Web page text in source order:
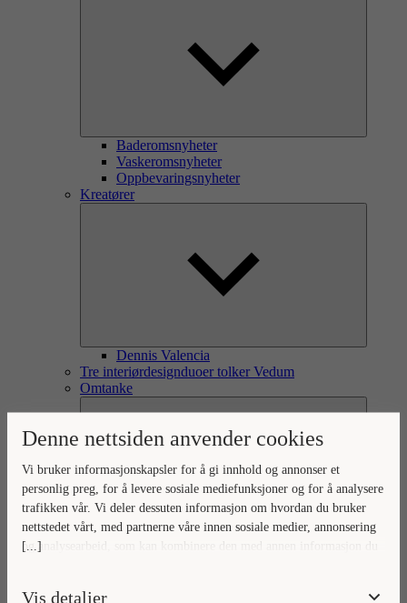
Denne nettsiden anvender cookies
[...]
Vi bruker informasjonskapsler for å gi innhold og annonser et
personlig preg, for å levere sosiale mediefunksjoner og for å analysere
trafikken vår. Vi deler dessuten informasjon om hvordan du bruker
nettstedet vårt, med partnerne våre innen sosiale medier, annonsering
og analysearbeid, som kan kombinere den med annen informasjon du
Vis detaljer
Baderomsnyheter
Vaskeromsnyheter
Oppbevaringsnyheter
Kreatører
Dennis Valencia
Tre interiørdesignduoer tolker Vedum
Omtanke